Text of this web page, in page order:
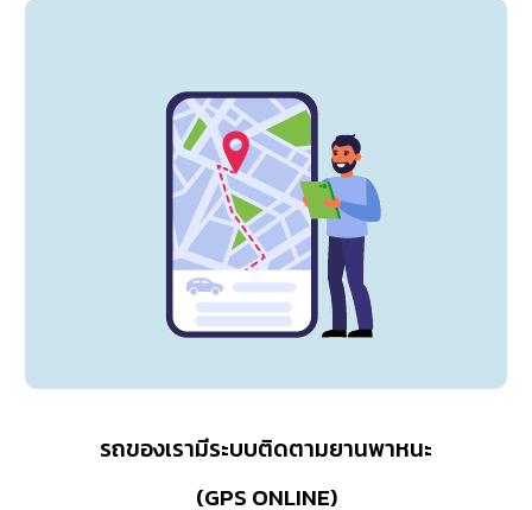
รถของเรามีระบบติดตามยานพาหนะ
(GPS ONLINE)